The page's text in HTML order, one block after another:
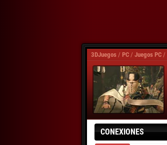
3DJuegos / PC / Juegos PC /
CONEXIONES